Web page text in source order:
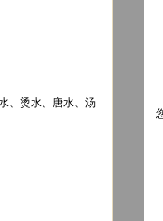
、烫水、唐水、汤